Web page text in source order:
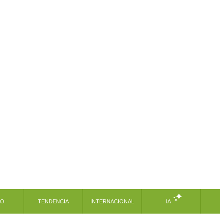
TENDENCIA INTERNACIONAL IA